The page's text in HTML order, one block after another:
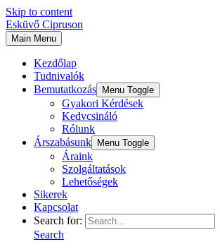
Skip to content
Esküvő Cipruson
Main Menu
Kezdőlap
Tudnivalók
Bemutatkozás
Menu Toggle
Gyakori Kérdések
Kedvcsináló
Rólunk
Árszabásunk
Menu Toggle
Áraink
Szolgáltatások
Lehetőségek
Sikerek
Kapcsolat
Search for:
Search